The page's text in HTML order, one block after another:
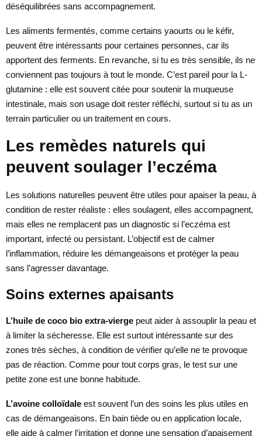
déséquilibrées sans accompagnement.
Les aliments fermentés, comme certains yaourts ou le kéfir,
peuvent être intéressants pour certaines personnes, car ils
apportent des ferments. En revanche, si tu es très sensible, ils ne
conviennent pas toujours à tout le monde. C’est pareil pour la L-
glutamine : elle est souvent citée pour soutenir la muqueuse
intestinale, mais son usage doit rester réfléchi, surtout si tu as un
terrain particulier ou un traitement en cours.
Les remèdes naturels qui
peuvent soulager l’eczéma
Les solutions naturelles peuvent être utiles pour apaiser la peau, à
condition de rester réaliste : elles soulagent, elles accompagnent,
mais elles ne remplacent pas un diagnostic si l’eczéma est
important, infecté ou persistant. L’objectif est de calmer
l’inflammation, réduire les démangeaisons et protéger la peau
sans l’agresser davantage.
Soins externes apaisants
L’huile de coco bio extra-vierge peut aider à assouplir la peau et
à limiter la sécheresse. Elle est surtout intéressante sur des
zones très sèches, à condition de vérifier qu’elle ne te provoque
pas de réaction. Comme pour tout corps gras, le test sur une
petite zone est une bonne habitude.
L’avoine colloïdale est souvent l’un des soins les plus utiles en
cas de démangeaisons. En bain tiède ou en application locale,
elle aide à calmer l’irritation et donne une sensation d’apaisement